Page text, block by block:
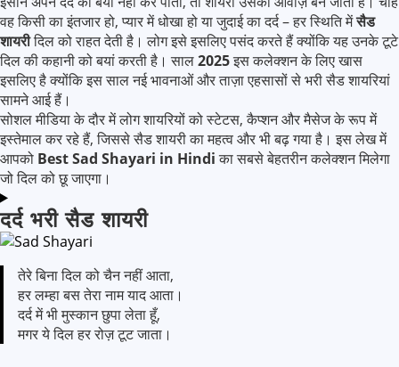
वह किसी का इंतजार हो, प्यार में धोखा हो या जुदाई का दर्द – हर स्थिति मेंसैड
शायरीदिल को राहत देती है। लोग इसे इसलिए पसंद करते हैं क्योंकि यह उनके टूटे
दिल की कहानी को बयां करती है। साल2025इस कलेक्शन के लिए खास
इसलिए है क्योंकि इस साल नई भावनाओं और ताज़ा एहसासों से भरी सैड शायरियां
सामने आई हैं।
सोशल मीडिया के दौर में लोग शायरियों को स्टेटस, कैप्शन और मैसेज के रूप में
इस्तेमाल कर रहे हैं, जिससे सैड शायरी का महत्व और भी बढ़ गया है। इस लेख में
आपको Best Sad Shayari in Hindiका सबसे बेहतरीन कलेक्शन मिलेगा
जो दिल को छू जाएगा।
दर्द भरी सैड शायरी
तेरे बिना दिल को चैन नहीं आता,
हर लम्हा बस तेरा नाम याद आता।
दर्द में भी मुस्कान छुपा लेता हूँ,
मगर ये दिल हर रोज़ टूट जाता।